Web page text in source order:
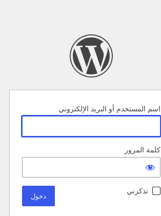
اسم المستخدم أو البريد الإلكتروني
كلمة المرور
تذكرني